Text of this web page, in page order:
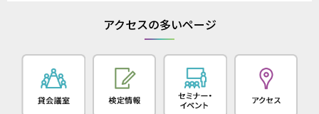
アクセスの多いページ